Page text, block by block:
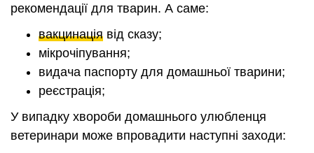
рекомендації для тварин. А саме:
вакцинація від сказу;
мікрочіпування;
видача паспорту для домашньої тварини;
реєстрація;
У випадку хвороби домашнього улюбленця
ветеринари може впровадити наступні заходи: